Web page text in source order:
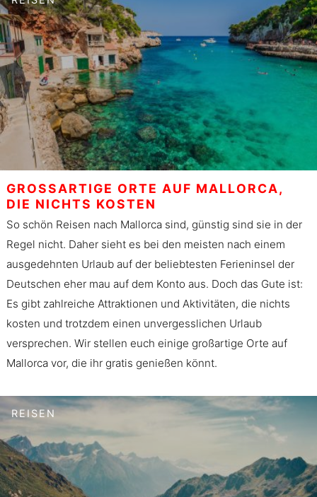
GROSSARTIGE ORTE AUF MALLORCA, D
IE NICHTS KOSTEN
So schön Reisen nach Mallorca sind, günstig sind sie in der
Regel nicht. Daher sieht es bei den meisten nach einem
ausgedehnten Urlaub auf der beliebtesten Ferieninsel der
Deutschen eher mau auf dem Konto aus. Doch das Gute ist:
Es gibt zahlreiche Attraktionen und Aktivitäten, die nichts
kosten und trotzdem einen unvergesslichen Urlaub
versprechen. Wir stellen euch einige großartige Orte auf
Mallorca vor, die ihr gratis genießen könnt.
REISEN